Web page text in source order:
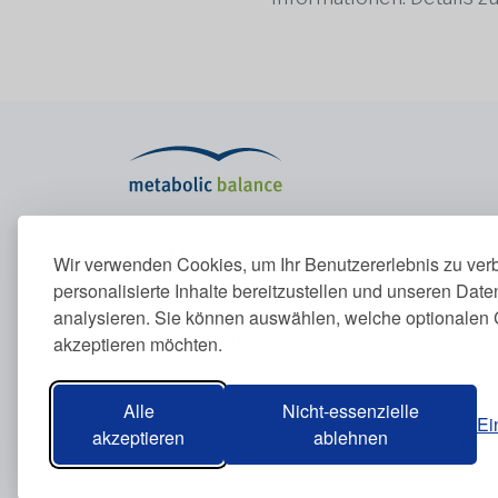
Wir verwenden Cookies, um Ihr Benutzererlebnis zu
personalisierte Inhalte bereitzustellen und unseren
analysieren. Sie können auswählen, welche optionalen
akzeptieren möchten.
Alle
akzeptieren
Nicht-essenzielle
ablehnen
Das Metabolic-Programm
Das Metabolic-Programm
Stoffwechsel erklärt
Ernährungsprinzipien
Über
Metabolic Balance Global AG © 2026. Alle Rechte